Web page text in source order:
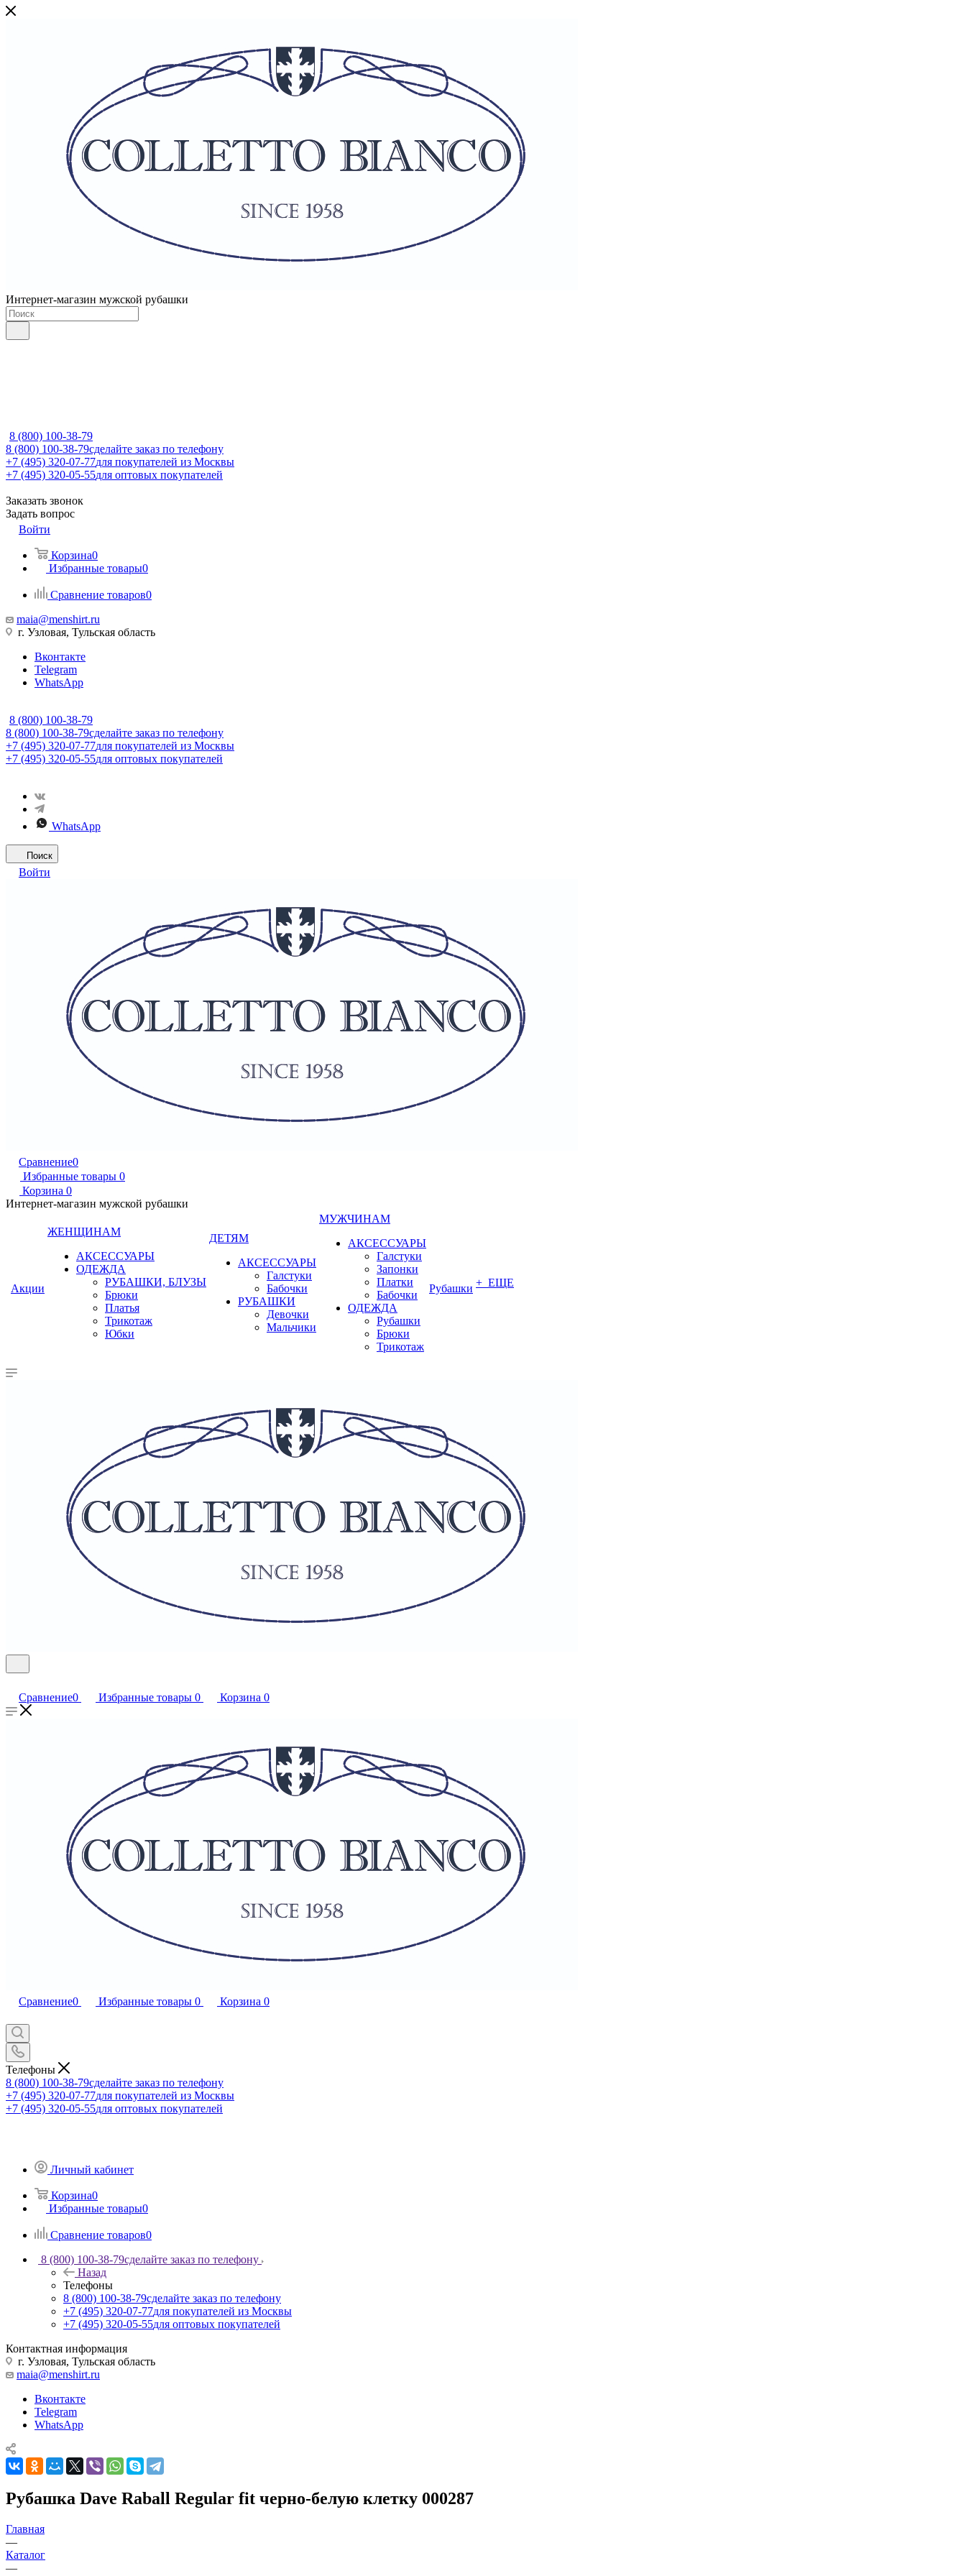
Интернет-магазин мужской рубашки
8 (800) 100-38-79
8 (800) 100-38-79сделайте заказ по телефону
+7 (495) 320-07-77для покупателей из Москвы
+7 (495) 320-05-55для оптовых покупателей
Заказать звонок
Задать вопрос
Войти
Корзина0
Избранные товары0
Сравнение товаров0
maia@menshirt.ru
г. Узловая, Тульская область
Вконтакте
Telegram
WhatsApp
8 (800) 100-38-79
8 (800) 100-38-79сделайте заказ по телефону
+7 (495) 320-07-77для покупателей из Москвы
+7 (495) 320-05-55для оптовых покупателей
WhatsApp
Поиск
Войти
Сравнение0
Избранные товары 0
Корзина 0
Интернет-магазин мужской рубашки
Акции
ЖЕНЩИНАМ
АКСЕССУАРЫ
ОДЕЖДА
РУБАШКИ, БЛУЗЫ
Брюки
Платья
Трикотаж
Юбки
ДЕТЯМ
АКСЕССУАРЫ
Галстуки
Бабочки
РУБАШКИ
Девочки
Мальчики
МУЖЧИНАМ
АКСЕССУАРЫ
Галстуки
Запонки
Платки
Бабочки
ОДЕЖДА
Рубашки
Брюки
Трикотаж
Рубашки + ЕЩЕ
Сравнение0 Избранные товары 0 Корзина 0
Сравнение0 Избранные товары 0 Корзина 0
Телефоны
8 (800) 100-38-79сделайте заказ по телефону
+7 (495) 320-07-77для покупателей из Москвы
+7 (495) 320-05-55для оптовых покупателей
Личный кабинет
Корзина0
Избранные товары0
Сравнение товаров0
8 (800) 100-38-79сделайте заказ по телефону
Назад
Телефоны
8 (800) 100-38-79сделайте заказ по телефону
+7 (495) 320-07-77для покупателей из Москвы
+7 (495) 320-05-55для оптовых покупателей
Контактная информация
г. Узловая, Тульская область
maia@menshirt.ru
Вконтакте
Telegram
WhatsApp
Рубашка Dave Raball Regular fit черно-белую клетку 000287
Главная
—
Каталог
—